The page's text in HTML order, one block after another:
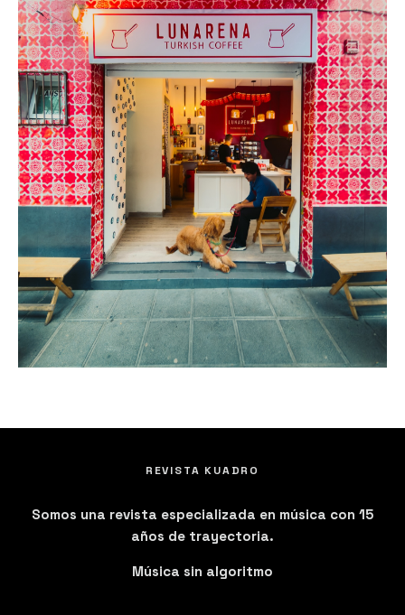
REVISTA KUADRO
Somos una revista especializada en música con 15
años de trayectoria.
Música sin algoritmo